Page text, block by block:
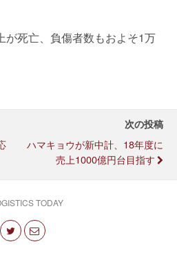
が死亡、負傷者数もおよそ1万
次の投稿
ハマキョウが新中計、18年度に
売上1000億円台目指す
TODAY